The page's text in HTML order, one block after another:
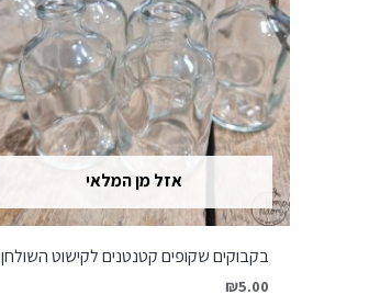
אזל מן המלאי
בקבוקים שקופים קטנטנים לקישוט השולחן
₪5.00